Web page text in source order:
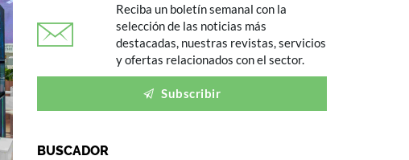
Reciba un boletín semanal con la
selección de las noticias más
destacadas, nuestras revistas, servicios
y ofertas relacionados con el sector.
Subscribir
BUSCADOR